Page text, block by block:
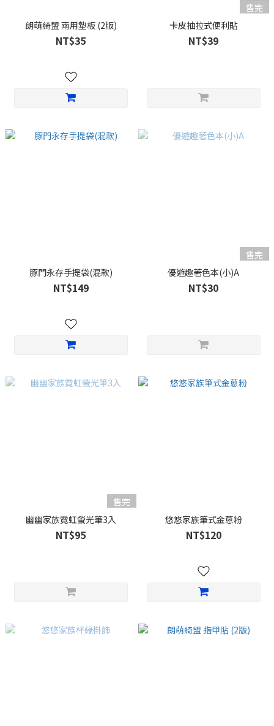
朗萌綺盟 兩用墊板 (2版)
NT$35
售完
卡皮抽拉式便利貼
NT$39
豚門永存手提袋(混款)
NT$149
售完
優遊趣著色本(小)A
NT$30
售完
幽幽家族霓虹螢光筆3入
NT$95
悠悠家族筆式金蔥粉
NT$120